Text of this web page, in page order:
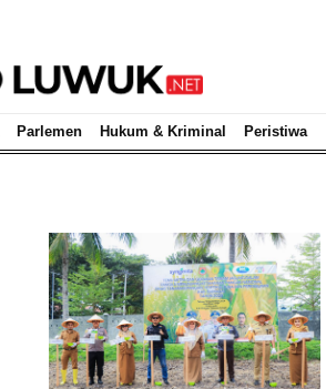
Parlemen Hukum & Kriminal Peristiwa